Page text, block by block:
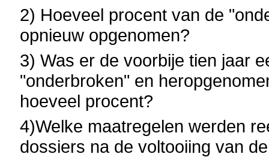
2) Hoeveel procent van de
opnieuw opgenomen?
3) Was er de voorbije tien jaar
"onderbroken" en
hoeveel procent?
4)Welke maatregelen werden
dossiers na de voltooiing van